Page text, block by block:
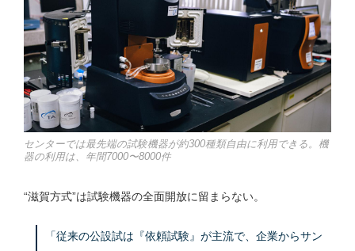
センターでは最先端の試験機器が約300種類自由に利用できる。機
器の利用は、年間7000〜8000件
“滋賀方式”は試験機器の全面開放に留まらない。
「従来の公設試は『依頼試験』が主流で、企業からサン